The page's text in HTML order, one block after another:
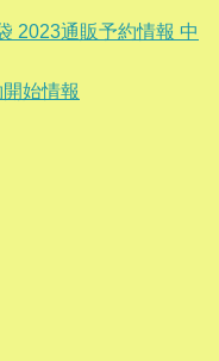
2023通販予約情報 中
始情報